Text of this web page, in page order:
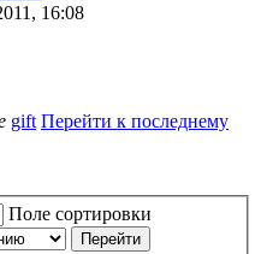
16:08
gift Перейти к последнему
Поле сортировки